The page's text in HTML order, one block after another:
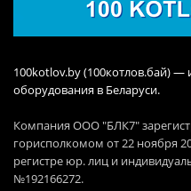
100kotlov.by (100котлов.бай) —
оборудования в Беларуси.
Компания ООО "БЛК7"
горисполкомом от 22 ноября
регистре юр. лиц и
№192166272.